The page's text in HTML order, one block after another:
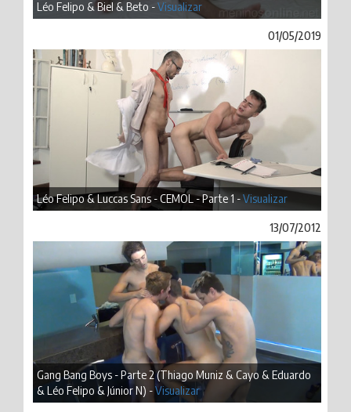
Léo Felipo & Biel & Beto -Visualizar
01/05/2019
Léo Felipo & Luccas Sans - CEMOL - Parte 1 -Visualizar
13/07/2012
Gang Bang Boys - Parte 2 (Thiago Muniz & Cayo & Eduardo
& Léo Felipo & Júnior N) -Visualizar